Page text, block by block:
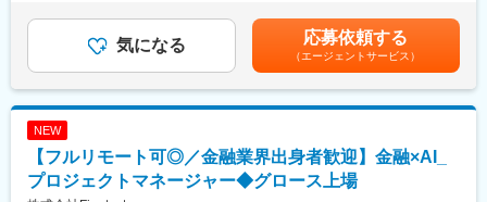
しての活動を担当いただきます。専任チームの立ち上げから行っ
ていただきます。
・FOLIOにおける全社的なデータ利活用のロードマップの策定
ン支援等を実施
■技術環境
＜給与補足＞※給与詳細は経験・スキルを考慮して決定いたしま
す。賃金はあくまでも目安の金額であり、選考を通じて上下する
可能性があります。月給(月額)は固定手当を含めた表記です。
気になる 応募依頼する
（エージェントサービス）
NEW
【フルリモート可◎／金融業界出身者歓迎】金融×AI_
プロジェクトマネージャー◆グロース上場